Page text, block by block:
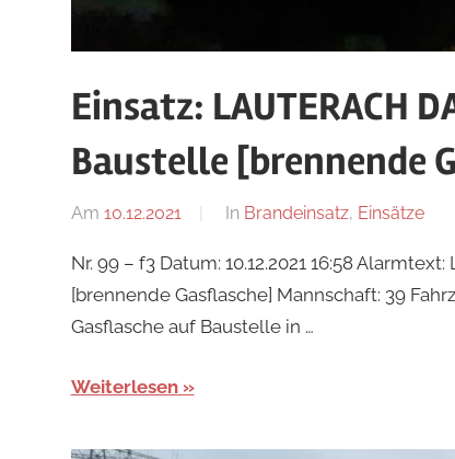
Einsatz: LAUTERACH
Baustelle [brennende
Am 10.12.2021
Von
In Brandeinsatz, Einsätze
Nr. 99 – f3 Datum: 10.12.2021 16:58
[brennende Gasflasche] Mannschaft: 39
Gasflasche auf Baustelle in …
Weiterlesen